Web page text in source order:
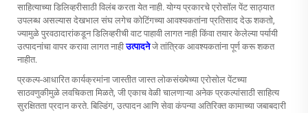
साहित्याच्या डिलिव्हरीसाठी विलंब करता येत नाही. योग्य प्रकारचे एरोसॉल पेंट साठ्यात
उपलब्ध असल्यास देखभाल संघ लगेच कोटिंगच्या आवश्यकतांना प्रतिसाद देऊ शकतो,
ज्यामुळे पुरवठादारांकडून डिलिव्हरीची वाट पाहावी लागत नाही किंवा तयार केलेल्या पर्यायी
उत्पादनांचा वापर करावा लागत नाहीउत्पादनेजे तांत्रिक आवश्यकतांना पूर्ण करू शकत
नाहीत.
प्रकल्प-आधारित कार्यक्रमांना जास्तीत जास्त लोकसंख्येच्या एरोसोल पेंटच्या
साठवणुकीमुळे लवचिकता मिळते, जी एकाच वेळी चालणाऱ्या अनेक प्रकल्पांसाठी साहित्य
सुरक्षितता प्रदान करते. बिल्डिंग, उत्पादन आणि सेवा कंपन्या अतिरिक्त कामाच्या जबाबदारी